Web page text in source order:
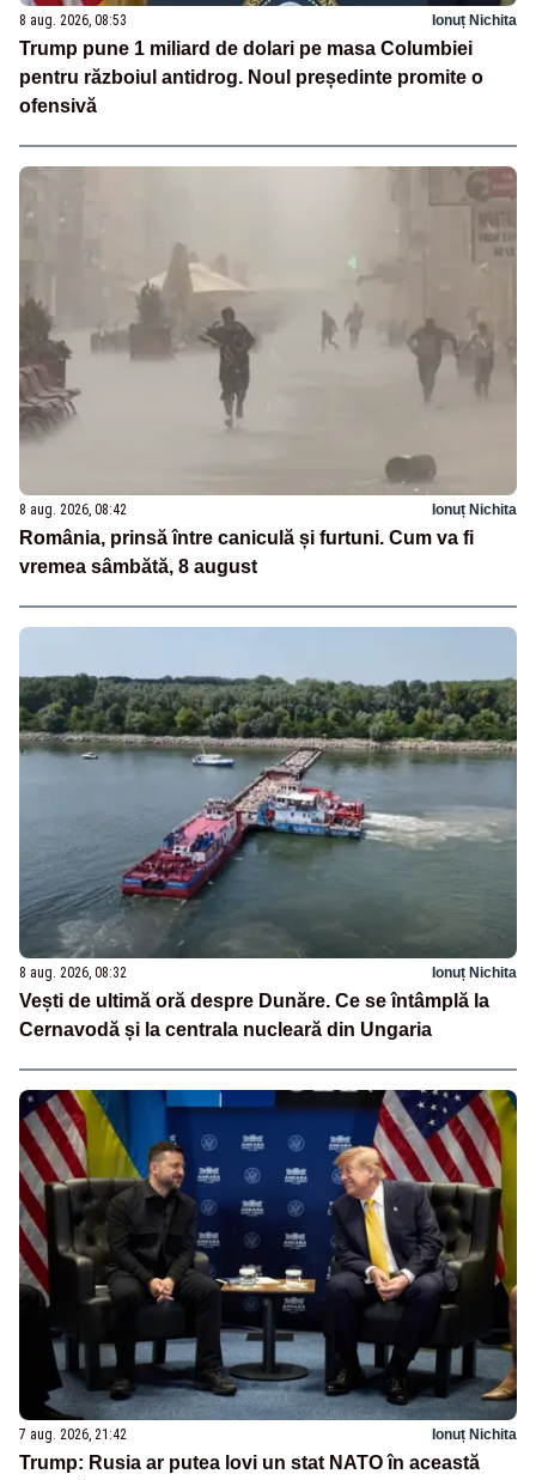
8 aug. 2026, 08:53 Ionuț Nichita
Trump pune 1 miliard de dolari pe masa Columbiei
pentru războiul antidrog. Noul președinte promite o
ofensivă
8 aug. 2026, 08:42 Ionuț Nichita
România, prinsă între caniculă și furtuni. Cum va fi
vremea sâmbătă, 8 august
8 aug. 2026, 08:32 Ionuț Nichita
Vești de ultimă oră despre Dunăre. Ce se întâmplă la
Cernavodă și la centrala nucleară din Ungaria
7 aug. 2026, 21:42 Ionuț Nichita
Trump: Rusia ar putea lovi un stat NATO în această